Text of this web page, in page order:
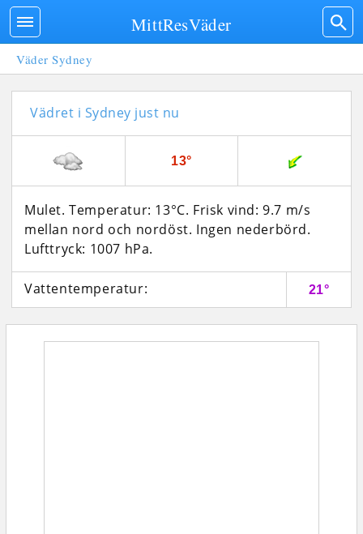
Väder Sydney
Vädret i Sydney just nu
13°
Mulet. Temperatur: 13°C. Frisk vind: 9.7 m/s
mellan nord och nordöst. Ingen nederbörd.
Lufttryck: 1007 hPa.
Vattentemperatur: 21°
MittResVäder